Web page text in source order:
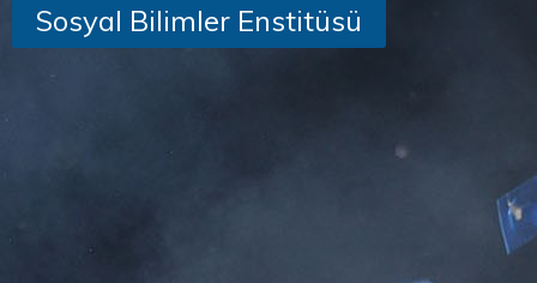
Sosyal Bilimler Enstitüsü